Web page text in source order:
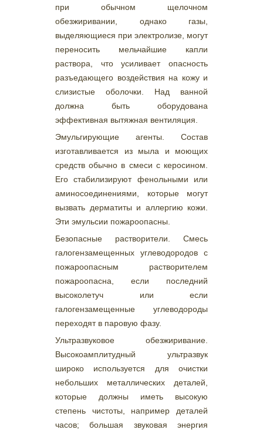
при обычном щелочном
обезжиривании, однако газы,
выделяющиеся при электролизе, могут
переносить мельчайшие капли
раствора, что усиливает опасность
разъедающего воздействия на кожу и
слизистые оболочки. Над ванной
должна быть оборудована
эффективная вытяжная вентиляция.
Эмульгирующие агенты. Состав
изготавливается из мыла и моющих
средств обычно в смеси с керосином.
Его стабилизируют фенольными или
аминосоединениями, которые могут
вызвать дерматиты и аллергию кожи.
Эти эмульсии пожароопасны.
Безопасные растворители. Смесь
галогензамещенных углеводородов с
пожароопасным растворителем
пожароопасна, если последний
высоколетуч или если
галогензамещенные углеводороды
переходят в паровую фазу.
Ультразвуковое обезжиривание.
Высокоамплитудный ультразвук
широко используется для очистки
небольших металлических деталей,
которые должны иметь высокую
степень чистоты, например деталей
часов; большая звуковая энергия